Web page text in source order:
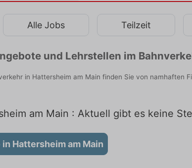
Alle Jobs Teilzeit
und Lehrstellen im
in Hattersheim am Main finden Sie von
am Main : Aktuell gibt es keine
Hattersheim am Main